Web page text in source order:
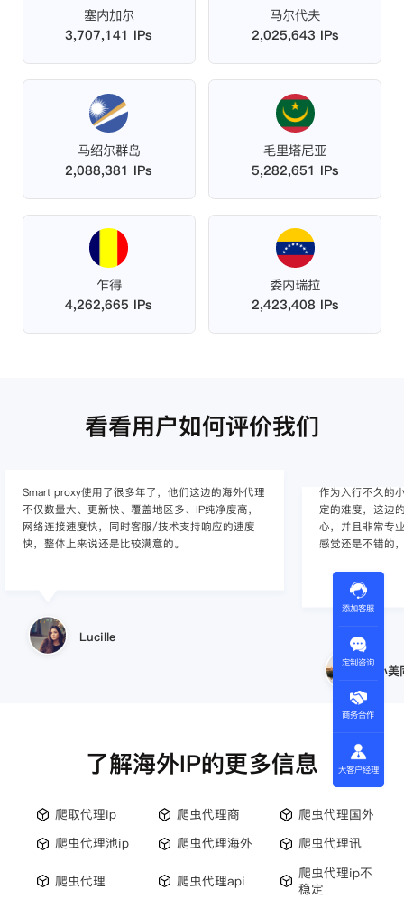
塞内加尔
3,707,141 IPs
马尔代夫
2,025,643 IPs
马绍尔群岛
2,088,381 IPs
毛里塔尼亚
5,282,651 IPs
乍得
4,262,665 IPs
委内瑞拉
2,423,408 IPs
看看用户如何评价我们
Smart proxy使用了很多年了，他们这边的海外代理
不仅数量大、更新快、覆盖地区多、IP纯净度高，
网络连接速度快，同时客服/技术支持响应的速度
快，整体上来说还是比较满意的。
Lucille
作为入行不久的
定的难度，这边
心，并且非常专
感觉还是不错的
小
了解海外IP的更多信息
爬取代理ip 爬虫代理商
爬虫代理国外
爬虫代理池ip
爬虫代理海外 爬虫代理讯
爬虫代理 爬虫代理api
爬虫代理ip不
稳定
添加客服
定制咨询
商务合作
大客户经理